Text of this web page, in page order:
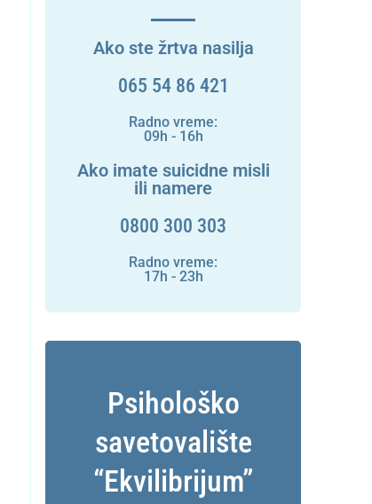
Ako ste žrtva nasilja
065 54 86 421
Radno vreme:
09h - 16h
Ako imate suicidne misli
ili namere
0800 300 303
Radno vreme:
17h - 23h
Psihološko
savetovalište
“Ekvilibrijum”